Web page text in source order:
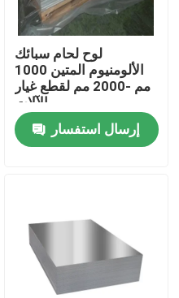
لوح لحام سبائك
الألومنيوم المتين 1000
مم -2000 مم لقطع غيار
الآلات
إرسال استفسار